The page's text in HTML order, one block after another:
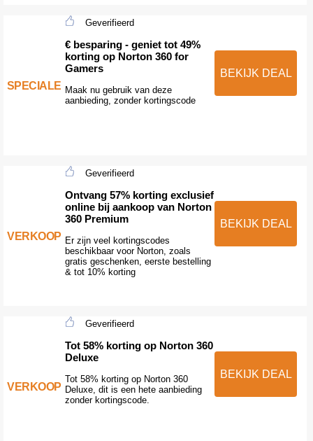
SPECIALE
Geverifieerd
€ besparing - geniet tot 49%
korting op Norton 360 for
Gamers
Maak nu gebruik van deze
aanbieding, zonder kortingscode
BEKIJK DEAL
VERKOOP
Geverifieerd
Ontvang 57% korting exclusief
online bij aankoop van Norton
360 Premium
Er zijn veel kortingscodes
beschikbaar voor Norton, zoals
gratis geschenken, eerste bestelling
& tot 10% korting
BEKIJK DEAL
VERKOOP
Geverifieerd
Tot 58% korting op Norton 360
Deluxe
Tot 58% korting op Norton 360
Deluxe, dit is een hete aanbieding
zonder kortingscode.
BEKIJK DEAL